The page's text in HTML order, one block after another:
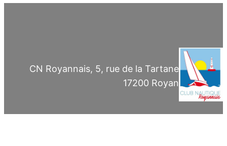
CN Royannais, 5, rue de la Tartane
17200 Royan